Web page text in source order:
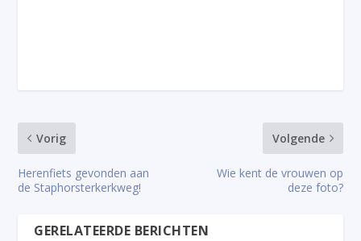
Vorig
Herenfiets gevonden aan
de Staphorsterkerkweg!
Volgende
Wie kent de vrouwen op
deze foto?
GERELATEERDE BERICHTEN